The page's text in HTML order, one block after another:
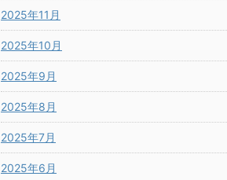
2025年11月
2025年10月
2025年9月
2025年8月
2025年7月
2025年6月